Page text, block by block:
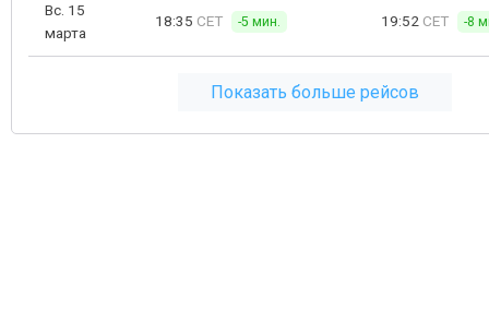
Вс. 15
марта
18:35 CET -5 мин. 19:52 CET -8
Показать больше рейсов